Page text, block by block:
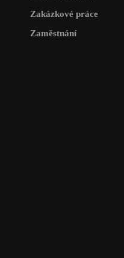
Zakázkové práce
Zaměstnání